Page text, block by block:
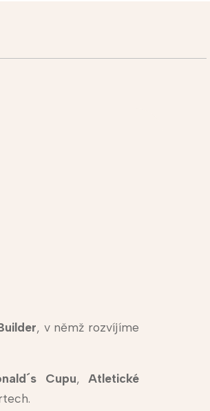
, v němž rozvíjíme
Cupu,Atletické